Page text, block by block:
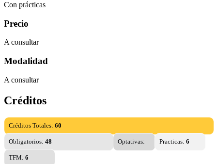
Con prácticas
Precio
A consultar
Modalidad
A consultar
Créditos
Créditos Totales: 60
Obligatorios: 48 Optativas: Practicas:6
TFM: 6